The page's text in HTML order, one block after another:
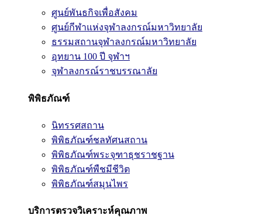
ศูนย์พันธกิจเพื่อสังคม
ศูนย์กีฬาแห่งจุฬาลงกรณ์มหาวิทยาลัย
ธรรมสถานจุฬาลงกรณ์มหาวิทยาลัย
อุทยาน 100 ปี จุฬาฯ
จุฬาลงกรณ์ราชบรรณาลัย
พิพิธภัณฑ์
นิทรรศสถาน
พิพิธภัณฑ์ชลทัศนสถาน
พิพิธภัณฑ์พระจุฑาธุชราชฐาน
พิพิธภัณฑ์พืชมีชีวิต
พิพิธภัณฑ์สมุนไพร
บริการตรวจวิเคราะห์คุณภาพ